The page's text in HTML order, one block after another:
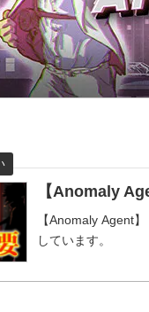
【Anomaly
【Anomaly Agent
しています。